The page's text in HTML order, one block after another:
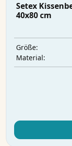
Setex
40x80 cm
Größe:
Material: